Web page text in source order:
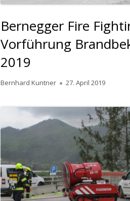
Bernegger Fire
Vorführung
2019
Autor
Bernhard Kuntner
Veröffentlicht
27. April 2019